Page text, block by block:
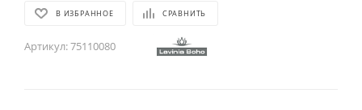
В ИЗБРАННОЕ СРАВНИТЬ
Артикул:75110080